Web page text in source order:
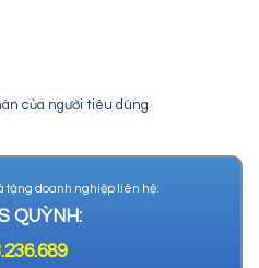
của người tiêu dùng
tặng doanh nghiệp liên hệ:
QUỲNH: